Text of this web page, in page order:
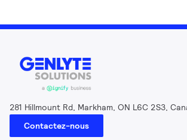
281 Hillmount Rd, Markham, ON L6C 2S3,
Contactez-nous